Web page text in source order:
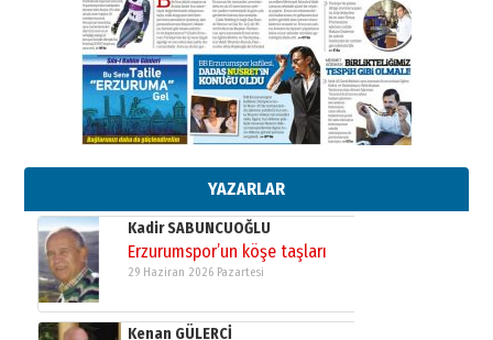
YAZARLAR
Cem Bakırcı
Ardında bıraktığı hatıralarıyla
gönül adamı Faruk Terzioğlu!
13 Mayıs 2026 Çarşamba
Esat BİNDESEN
Başkan Sekmen’den Erzurum’a
02 Ağustos 2026 Pazar
Kadir SABUNCUOĞLU
Erzurumspor’un köşe taşları
29 Haziran 2026 Pazartesi
Kenan GÜLERCİ